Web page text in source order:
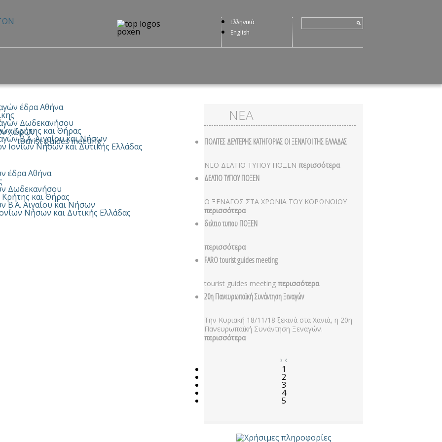
Ελληνικά
English
έδρα Αθήνα
Δωδεκανήσου
Κρήτης και Θήρας
Β.Α. Αιγαίου και Νήσων
Νήσων και Δυτικής Ελλάδας
Χώρων
έδρα Αθήνα
Δωδεκανήσου
και Θήρας
Β.Α. Αιγαίου και Νήσων
Νήσων και Δυτικής Ελλάδας
ΝΕΑ
ΠΟΛΙΤΕΣ ΔΕΥΤΕΡΗΣ ΚΑΤΗΓΟΡΙΑΣ ΟΙ ΞΕΝΑΓΟΙ ΤΗΣ ΕΛΛΑΔΑΣ
ΝΕΟ ΔΕΛΤΙΟ ΤΥΠΟΥ ΠΟΞΕΝ περισσότερα
ΔΕΛΤΙΟ ΤΥΠΟΥ ΠΟΞΕΝ
Ο ΞΕΝΑΓΟΣ ΣΤΑ ΧΡΟΝΙΑ ΤΟΥ ΚΟΡΩΝΟΙΟΥ
περισσότερα
δελτιο τυπου ΠΟΞΕΝ
περισσότερα
FARO tourist guides meeting
tourist guides meeting περισσότερα
20η Πανευρωπαϊκή Συνάντηση Ξεναγών
Την Κυριακή 18/11/18 ξεκινά στα Χανιά, η 20η
Πανευρωπαϊκή Συνάντηση Ξεναγών.
περισσότερα
› ‹
1
2
3
4
5
tourist guides meeting